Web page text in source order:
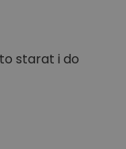
starat i do